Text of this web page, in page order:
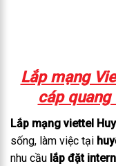
Lắp mạng
cáp
Lắp mạng viettel
sống, làm việc tại
nhu cầu lắp đặt